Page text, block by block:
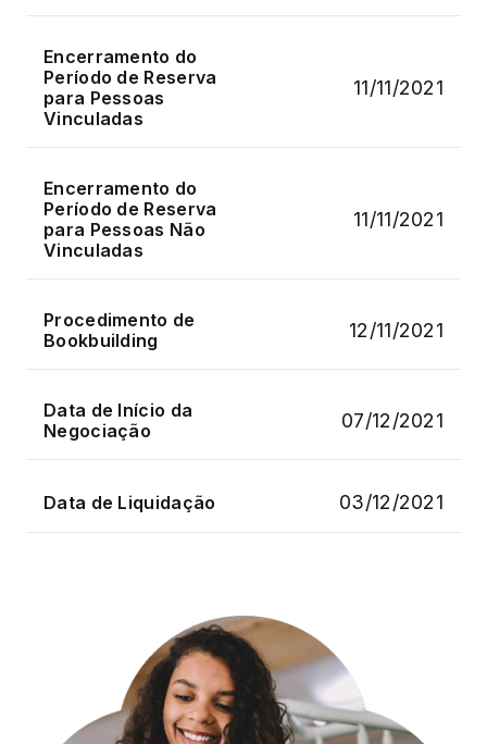
Encerramento do
Período de Reserva
para Pessoas
Vinculadas
11/11/2021
Encerramento do
Período de Reserva
para Pessoas Não
Vinculadas
11/11/2021
Procedimento de
Bookbuilding
12/11/2021
Data de Início da
Negociação
07/12/2021
Data de Liquidação 03/12/2021